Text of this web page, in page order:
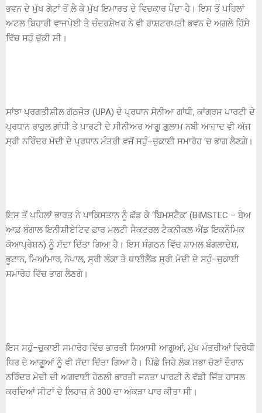
ਭਵਨ ਦੇ ਮੁੱਖ ਗੇਟਾਂ ਤੋਂ ਲੈ ਕੇ ਮੁੱਖ ਇਮਾਰਤ ਦੇ ਵਿਚਕਾਰ ਪੈਂਦਾ ਹੈ। ਇਸ ਤੋਂ ਪਹਿਲਾਂ
ਅਟਲ ਬਿਹਾਰੀ ਵਾਜਪੇਈ ਤੇ ਚੰਦਰਸ਼ੇਖਰ ਨੇ ਵੀ ਰਾਸ਼ਟਰਪਤੀ ਭਵਨ ਦੇ ਅਗਲੇ ਹਿੱਸੇ
ਵਿੱਚ ਸਹੁੰ ਚੁੱਕੀ ਸੀ।
ਸਾਂਝਾ ਪ੍ਰਗਤੀਸ਼ੀਲ ਗੱਠਜੋੜ (UPA) ਦੇ ਪ੍ਰਧਾਨ ਸੋਨੀਆ ਗਾਂਧੀ, ਕਾਂਗਰਸ ਪਾਰਟੀ ਦੇ
ਪ੍ਰਧਾਨ ਰਾਹੁਲ ਗਾਂਧੀ ਤੇ ਪਾਰਟੀ ਦੇ ਸੀਨੀਅਰ ਆਗੂ ਗ਼ੁਲਾਮ ਨਬੀ ਆਜ਼ਾਦ ਵੀ ਅੱਜ
ਸ੍ਰੀ ਨਰਿੰਦਰ ਮੋਦੀ ਦੇ ਪ੍ਰਧਾਨ ਮੰਤਰੀ ਵਜੋਂ ਸਹੁੰ–ਚੁਕਾਈ ਸਮਾਰੋਹ ‘ਚ ਭਾਗ ਲੈਣਗੇ।
ਇਸ ਤੋਂ ਪਹਿਲਾਂ ਭਾਰਤ ਨੇ ਪਾਕਿਸਤਾਨ ਨੂੰ ਛੱਡ ਕੇ ‘ਬਿਮਸਟੈਕ’ (BIMSTEC – ਬੇਅ
ਆਫ਼ ਬੰਗਾਲ ਇਨੀਸ਼ੀਏਟਿਵ ਫ਼ਾਰ ਮਲਟੀ ਸੈਕਟਰਲ ਟੈਕਨੀਕਲ ਐਂਡ ਇਕਨੌਮਿਕ
ਕੋਆਪ੍ਰੇਸ਼ਨ) ਨੂੰ ਸੱਦਾ ਦਿੱਤਾ ਗਿਆ ਹੈ। ਇਸ ਸੰਗਠਨ ਵਿੱਚ ਸ਼ਾਮਲ ਬੰਗਲਾਦੇਸ਼,
ਭੂਟਾਨ, ਮਿਆਂਮਾਰ, ਨੇਪਾਲ, ਸ੍ਰੀ ਲੰਕਾ ਤੇ ਥਾਈਲੈਂਡ ਸ੍ਰੀ ਮੋਦੀ ਦੇ ਸਹੁੰ–ਚੁਕਾਈ
ਸਮਾਰੋਹ ਵਿੱਚ ਭਾਗ ਲੈਣਗੇ।
ਇਸ ਸਹੁੰ–ਚੁਕਾਈ ਸਮਾਰੋਹ ਵਿੱਚ ਭਾਰਤੀ ਸਿਆਸੀ ਆਗੂਆਂ, ਮੁੱਖ ਮੰਤਰੀਆਂ ਵਿਰੋਧੀ
ਧਿਰ ਦੇ ਆਗੂਆਂ ਨੂੰ ਵੀ ਸੱਦਾ ਦਿੱਤਾ ਗਿਆ ਹੈ। ਪਿੱਛੇ ਜਿਹੇ ਲੋਕ ਸਭਾ ਚੋਣਾਂ ਦੌਰਾਨ
ਨਰਿੰਦਰ ਮੋਦੀ ਦੀ ਅਗਵਾਈ ਹੇਠਲੀ ਭਾਰਤੀ ਜਨਤਾ ਪਾਰਟੀ ਨੇ ਵੱਡੀ ਜਿੱਤ ਹਾਸਲ
ਕਰਦਿਆਂ ਸੀਟਾਂ ਦੇ ਲਿਹਾਜ਼ ਨੇ 300 ਦਾ ਅੰਕੜਾ ਪਾਰ ਕੀਤਾ ਸੀ।